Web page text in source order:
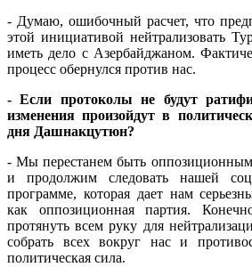
- Думаю, ошибочный расчет, что
этой инициативой нейтрализовать
иметь дело с Азербайджаном.
процесс обернулся против нас.
- Если протоколы не будут
изменения произойдут в
дня Дашнакцутюн?
- Мы перестанем быть
и продолжим следовать нашей
программе, которая дает нам
как оппозиционная партия.
протянуть всем руку для
собрать всех вокруг нас и
политическая сила.